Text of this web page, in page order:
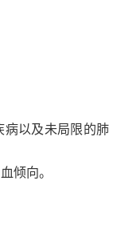
病以及未局限的肺
倾向。